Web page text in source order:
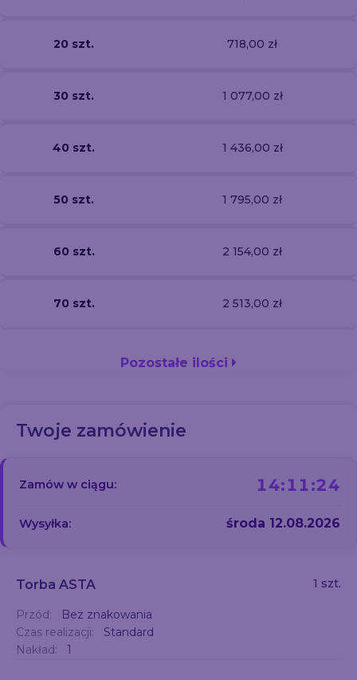
20 szt. 718,00 zł
30 szt. 1 077,00 zł
40 szt. 1 436,00 zł
50 szt. 1 795,00 zł
60 szt. 2 154,00 zł
70 szt. 2 513,00 zł
Pozostałe ilości
Twoje zamówienie
Zamów w ciągu: 14:11:23
Wysyłka: środa 12.08.2026
Torba ASTA 1 szt.
Przód:
Bez znakowania
Czas realizacji:
Standard
Nakład:
1